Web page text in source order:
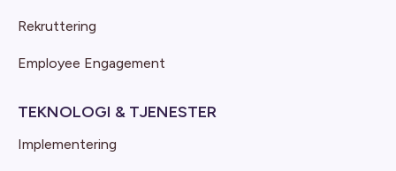
Rekruttering
Employee Engagement
TEKNOLOGI & TJENESTER
Implementering